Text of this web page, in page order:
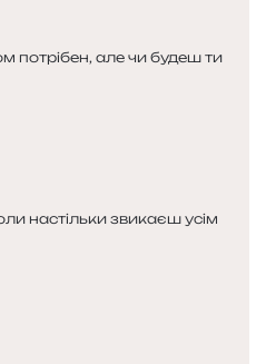
потрібен, але чи будеш ти
настільки звикаєш усім